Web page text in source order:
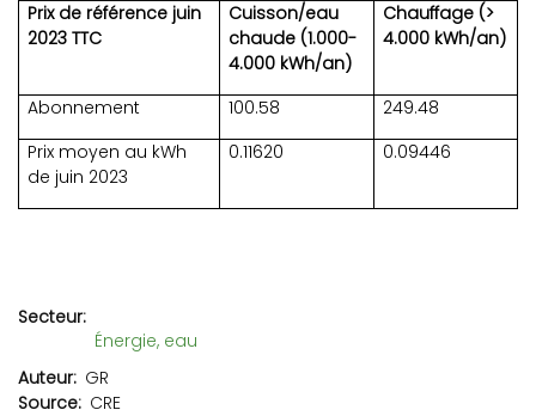
Prix de référence juin
2023 TTC
Cuisson/eau
chaude (1.000-
4.000 kWh/an)
Chauffage (>
4.000 kWh/an)
Abonnement 100.58
249.48
Prix moyen au kWh
de juin 2023
0.11620 0.09446
Secteur
Énergie, eau
Auteur GR
Source CRE